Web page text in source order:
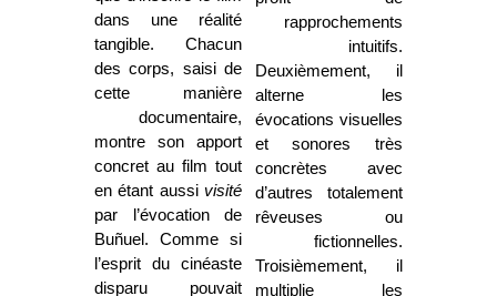
rapprochements
intuitifs.
Deuxièmement, il
alterne les
évocations visuelles
et sonores très
concrètes avec
d’autres totalement
rêveuses ou
fictionnelles.
Troisièmement, il
multiplie les
dans une réalité
tangible. Chacun
des corps, saisi de
cette manière
documentaire,
montre son apport
concret au film tout
en étant aussivisité
par l’évocation de
Buñuel. Comme si
l’esprit du cinéaste
disparu pouvait